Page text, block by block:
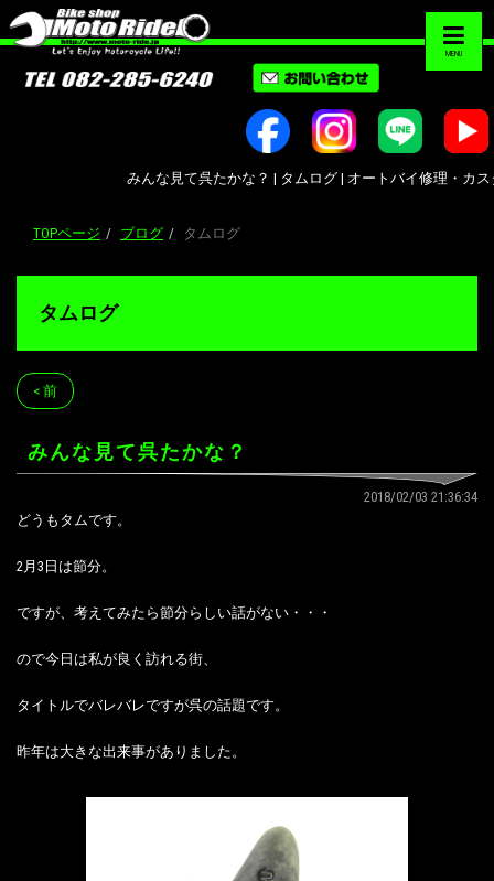
MENU
みんな見て呉たかな？ | タムログ | オートバイ修理・カス
TOPページ ブログ タムログ
タムログ
< 前
みんな見て呉たかな？
2018/02/03 21:36:34
どうもタムです。
2月3日は節分。
ですが、考えてみたら節分らしい話がない・・・
ので今日は私が良く訪れる街、
タイトルでバレバレですが呉の話題です。
昨年は大きな出来事がありました。